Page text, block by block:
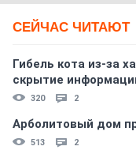
СЕЙЧАС ЧИТАЮТ
Гибель кота из-за
скрытиe
320 2
Арболитовый дом
513 2